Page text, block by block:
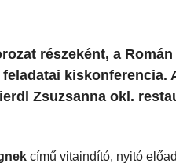
részeként, a
kiskonferencia.
Zsuzsanna okl.
című vitaindító, nyitó